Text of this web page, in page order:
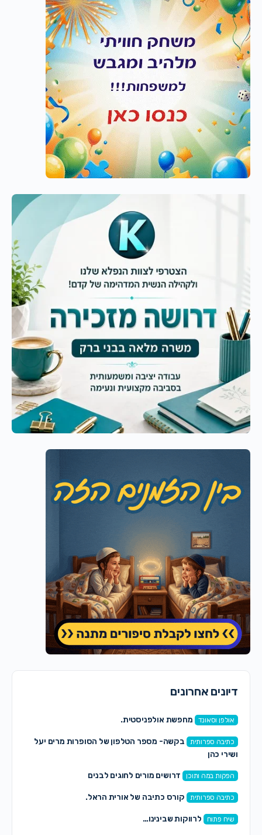
דיונים אחרונים
אולפן וסאונד מחפשת אולפניסטית.
כתיבה ספרותית
בקשה- מספר הטלפון של הסופרות מרים יעל
ושירי כהן
הפקות במה ותוכן דרושים מורים לחוגים לבנים
כתיבה ספרותית קורס כתיבה של אורית הראל.
שיח פתוח לרווקות שבינינו…